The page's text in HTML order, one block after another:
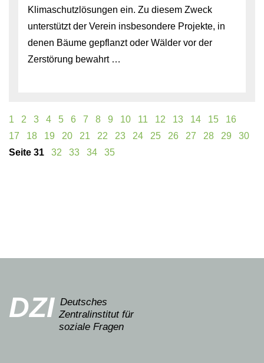
Klimaschutzlösungen ein. Zu diesem Zweck
unterstützt der Verein insbesondere Projekte, in
denen Bäume gepflanzt oder Wälder vor der
Zerstörung bewahrt …
1 2 3 4 5 6 7 8 9 10 11 12 13 14 15
16
17
18 19 20 21 22 23 24 25 26 27 28 29
30
31
32 33 34 35
DZI Deutsches
Zentralinstitut für
soziale Fragen